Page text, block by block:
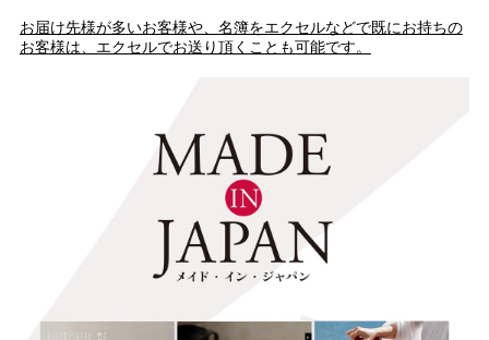
お届け先様が多いお客様や、名簿をエクセルなどで既にお持ちの
お客様は、エクセルでお送り頂くことも可能です。